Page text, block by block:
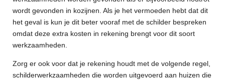
wordt gevonden in kozijnen. Als je het vermoeden hebt dat dit
het geval is kun je dit beter vooraf met de schilder bespreken
omdat deze extra kosten in rekening brengt voor dit soort
werkzaamheden.
Zorg er ook voor dat je rekening houdt met de volgende regel,
schilderwerkzaamheden die worden uitgevoerd aan huizen die